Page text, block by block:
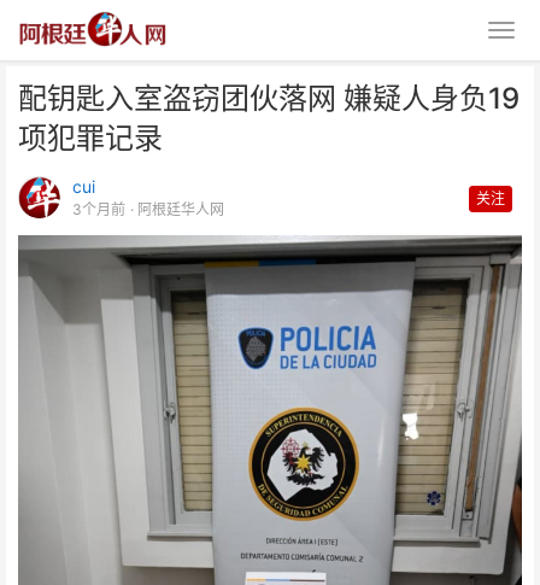
配钥匙入室盗窃团伙落网 嫌疑人身负19
项犯罪记录
cui
3个月前 · 阿根廷华人网
关注
配钥匙入室盗窃团伙落网 嫌疑人
身负19项犯罪记录